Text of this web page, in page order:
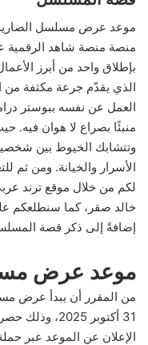
موعد عرض مسلسل
منصة منصة شاهد الرقمية
بإطلاق واحد من أبرز
الذي يقدّم جرعة مكثفة من
العمل عن نفسه ببوستر
منبئًا بصراع لا هوان فيه.
وتتشابك الخيوط بين
الأسرار والخيانة. ومن ثم
لكم من خلال موقع ترند
خالد صقر، كما سنطلعكم
إضافةً إلى ذكر قصة
موعد عرض
من المقرر أن يبدأ عرض
31 أكتوبر
الإعلان عن الموعد عبر